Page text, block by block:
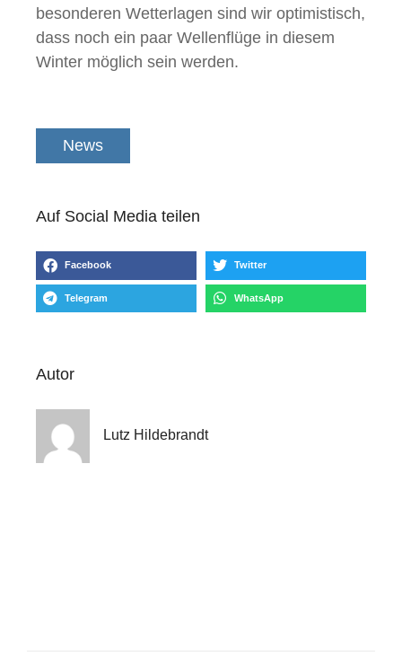
besonderen Wetterlagen sind wir optimistisch,
dass noch ein paar Wellenflüge in diesem
Winter möglich sein werden.
News
Auf Social Media teilen
Facebook Twitter
Telegram WhatsApp
Autor
Lutz Hildebrandt